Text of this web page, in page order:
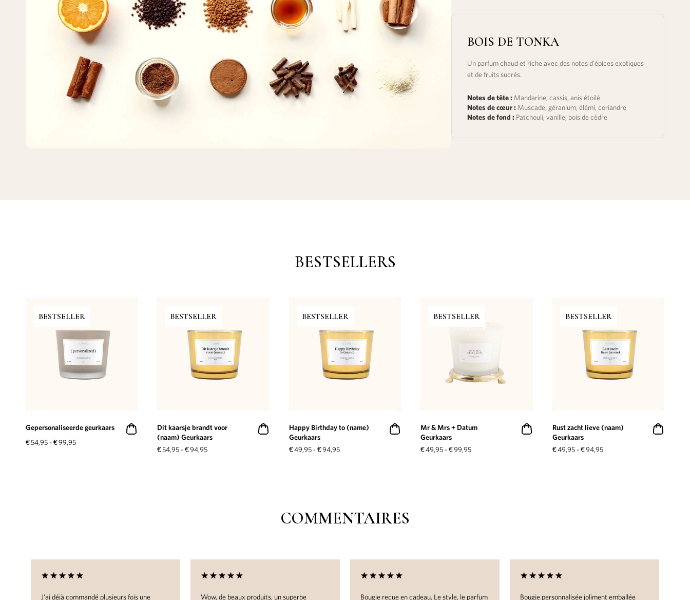
BOIS DE TONKA
Un parfum chaud et riche avec des notes d'épices exotiques
et de fruits sucrés.
Notes de tête : Mandarine, cassis, anis étoilé
Notes de cœur : Muscade, géranium, élémi, coriandre
Notes de fond : Patchouli, vanille, bois de cèdre
BESTSELLERS
BESTSELLER
Gepersonaliseerde geurkaars
€54,95 -€99,95
BESTSELLER
Dit kaarsje brandt voor
(naam) Geurkaars
€54,95 - €94,95
BESTSELLER
Happy Birthday to (name)
Geurkaars
€49,95 - €94,95
BESTSELLER
Mr & Mrs + Datum
Geurkaars
€49,95 -€99,95
BESTSELLER
Rust zacht lieve (naam)
Geurkaars
€49,95 - €94,95
COMMENTAIRES
J'ai déjà commandé plusieurs fois une Wow, de beaux produits, un superbe Bougie reçue en cadeau. Le style, le parfum Bougie personnalisée joliment emballée